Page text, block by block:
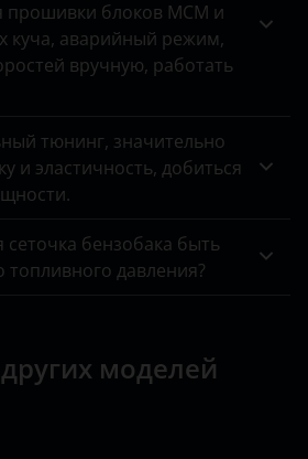
прошивки блоков MCM и
куча, аварийный режим,
вручную, работать
тюнинг, значительно
и эластичность, добиться
бензобака быть
давления?
моделей